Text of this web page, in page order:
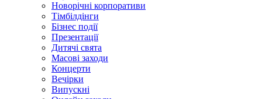
Новорічні корпоративи
Тімбілдінги
Бізнес події
Презентації
Дитячі свята
Масові заходи
Концерти
Вечірки
Випускні